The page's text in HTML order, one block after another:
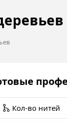
Кол-во нитей